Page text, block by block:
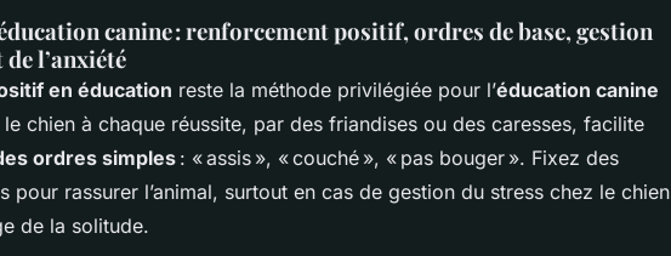
canine : renforcement positif, ordres de base, gestion
l’anxiété
en éducation reste la méthode privilégiée pour l’éducation canine
le chien à chaque réussite, par des friandises ou des caresses, facilite
ordres simples : « assis », « couché », « pas bouger ». Fixez des
pour rassurer l’animal, surtout en cas de gestion du stress chez le chien
de la solitude.